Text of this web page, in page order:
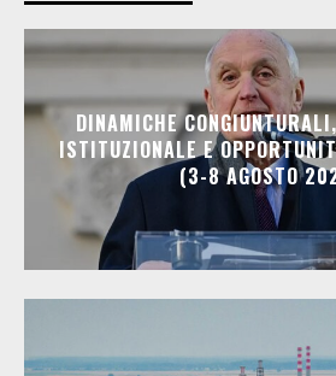
DINAMICHE
ISTITUZIONALE E
(3-8 AGOSTO